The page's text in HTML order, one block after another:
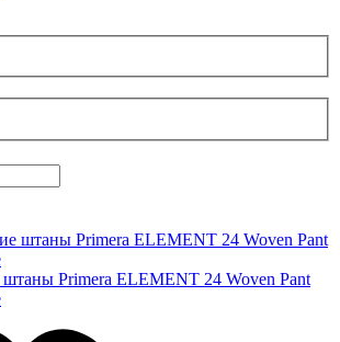
Primera ELEMENT 24 Woven Pant